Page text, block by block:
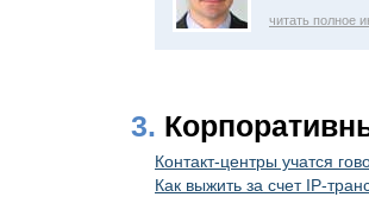
читать полное
3.
Контакт-центры учатся
Как выжить за счет IP-